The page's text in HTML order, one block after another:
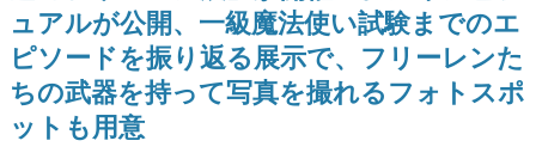
きます。
赫本
この物語を解いてはいけない。『赫本』は、〈試験問題〉
の形をした短編ホラー小説集です。
新世代に訊く
ュアルが公開、一級魔法使い試験までのエ
ピソードを振り返る展示で、フリーレンた
ちの武器を持って写真を撮れるフォトスポ
ットも用意